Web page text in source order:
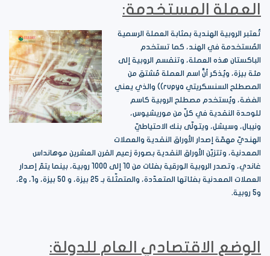
العملة المستخدمة:
تُعتبر الروبية الهندية بمثابة العملة الرسمية
المُستخدمة في الهند، كما تستخدم
الباكستان هذه العملة، وتنقسم الروبية إلى
مئة بيزة، ويُذكر أنَّ اسم العملة مُشتق من
المصطلح السنسكريتي rupya)) والذي يعني
الفضة، ويُستخدم مصطلح الروبية كاسم
للوحدة النقدية في كلّ من موريشيوس،
ونيبال، وسيشل، ويتولّى بنك الاحتياطيّ
الهنديّ مهمّة إصدار الأوراق النقدية والعملات
المعدنية، وتتزيّن الأوراق النقدية بصورة زعيم القرن العشرين موهانداس
غاندي، وتصدر الروبية الورقية بفئات من 10 إلى 1000 روبية، بينما يتمّ إصدار
العملات المعدنية بفئاتها المتعدّدة، والمتمثّلة بـ 25 بيزة، و 50 بيزة، و1، و2،
و5 روبية.
الوضع الاقتصادي العام للدولة: